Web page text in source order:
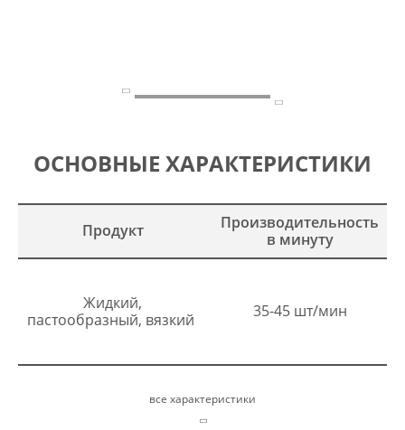


ОСНОВНЫЕ ХАРАКТЕРИСТИКИ
Продукт
Производительность
в минуту
Жидкий,
пастообразный, вязкий
35-45 шт/мин
все характеристики